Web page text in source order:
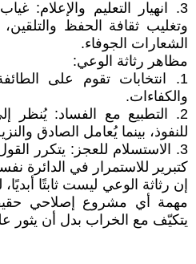
3. انهيار التعليم والإعلام:
وتغليب ثقافة الحفظ
الشعارات الجوفاء.
مظاهر رثاثة الوعي:
1. انتخابات تقوم على
والكفاءات.
2. التطبيع مع الفساد: يُنظر
للنفوذ، بينما يُعامل الصادق
3. الاستسلام للعجز: يتكرر
كتبرير للاستمرار في الدائرة
إن رثاثة الوعي ليست ثابتًا
مهمة أي مشروع إصلاحي
يتكيّف مع الخراب بدل أن يثور